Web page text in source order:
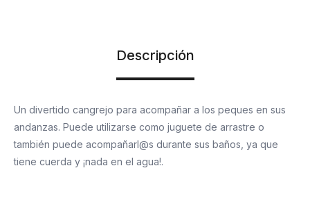
Descripción
Un divertido cangrejo para acompañar a los peques en sus
andanzas. Puede utilizarse como juguete de arrastre o
también puede acompañarl@s durante sus baños, ya que
tiene cuerda y ¡nada en el agua!.